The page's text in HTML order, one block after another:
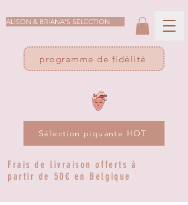
ALISON & BRIANA'S SELECTION
programme de fidélité
Sélection piquante HOT
Frais de livraison offerts à
partir de 50€ en Belgique